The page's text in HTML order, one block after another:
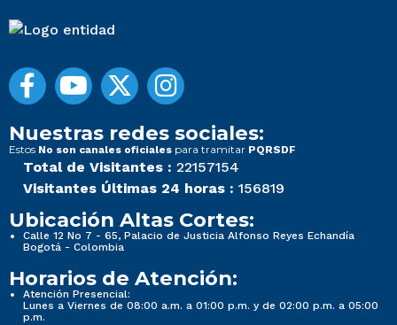
Nuestras redes sociales:
Estos No son canales oficiales para tramitar PQRSDF
Total de Visitantes : 22157154
Visitantes Últimas 24 horas : 156819
Ubicación Altas Cortes:
Calle 12 No 7 - 65, Palacio de Justicia Alfonso Reyes Echandía
Bogotá - Colombia
Horarios de Atención:
Atención Presencial:
Lunes a Viernes de 08:00 a.m. a 01:00 p.m. y de 02:00 p.m. a 05:00
p.m.